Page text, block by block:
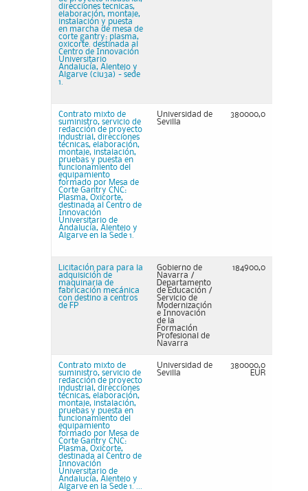
direcciones tecnicas,
elaboración, montaje,
instalación y puesta
en marcha de mesa de
corte gantry: plasma,
oxicorte. destinada al
Centro de Innovación
Universitario
Andalucía, Alentejo y
Algarve (ciu3a) - sede
1.
Contrato mixto de
suministro, servicio de
redacción de proyecto
industrial, direcciones
técnicas, elaboración,
montaje, instalación,
pruebas y puesta en
funcionamiento del
equipamiento
formado por Mesa de
Corte Gantry CNC:
Plasma, Oxicorte,
destinada al Centro de
Innovación
Universitario de
Andalucía, Alentejo y
Algarve en la Sede 1.
Universidad de
Sevilla
380000,0
Licitación para para la
adquisición de
maquinaria de
fabricación mecánica
con destino a centros
de FP
Gobierno de
Navarra /
Departamento
de Educación /
Servicio de
Modernización
e Innovación
de la
Formación
Profesional de
Navarra
184900,0
Contrato mixto de
suministro, servicio de
redacción de proyecto
industrial, direcciones
técnicas, elaboración,
montaje, instalación,
pruebas y puesta en
funcionamiento del
equipamiento
formado por Mesa de
Corte Gantry CNC:
Plasma, Oxicorte,
destinada al Centro de
Innovación
Universitario de
Andalucía, Alentejo y
Algarve en la Sede 1. ...
Universidad de
Sevilla
380000,0
EUR